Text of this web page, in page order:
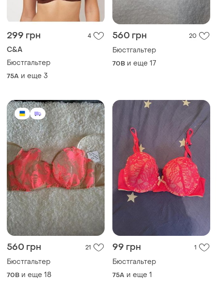
299 грн 4
C&A
Бюстгальтер
75A и еще 3
560 грн 20
Бюстгальтер
70B и еще 17
560 грн 21
Бюстгальтер
70B и еще 18
99 грн 1
Бюстгальтер
75A и еще 1